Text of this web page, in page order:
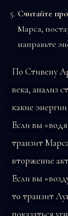
Считайте
Марса,
направьте
По Стивену
века, анализ
какие
Если вы
транзит
вторжение
Если вы
то транзит